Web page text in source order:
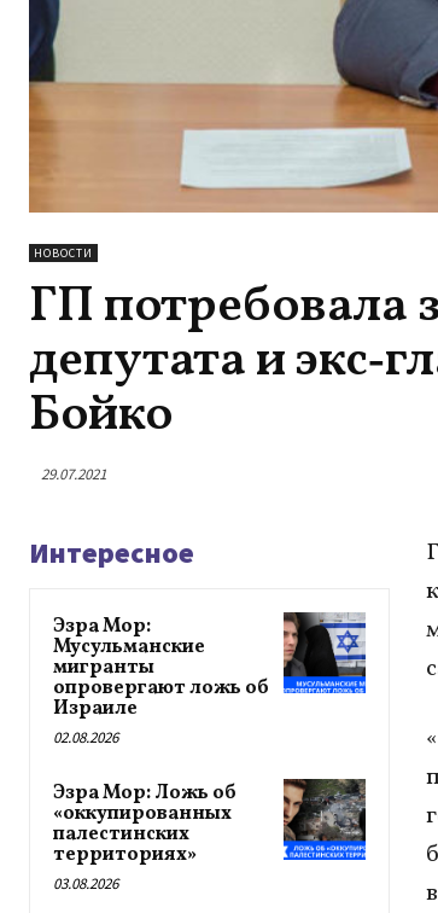
НОВОСТИ
ГП потребовала
депутата и
Бойко
29.07.2021
Интересное
Эзра Мор:
Мусульманские
мигранты
опровергают ложь об
Израиле
02.08.2026
Эзра Мор: Ложь об
«оккупированных
палестинских
территориях»
03.08.2026